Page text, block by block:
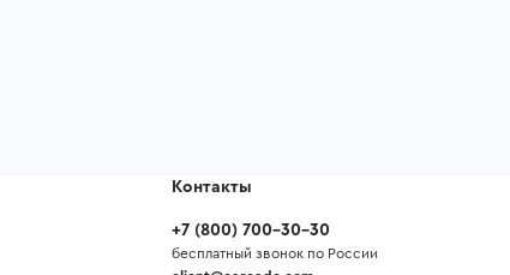
Контакты
+7 (800) 700-30-30
бесплатный звонок по России